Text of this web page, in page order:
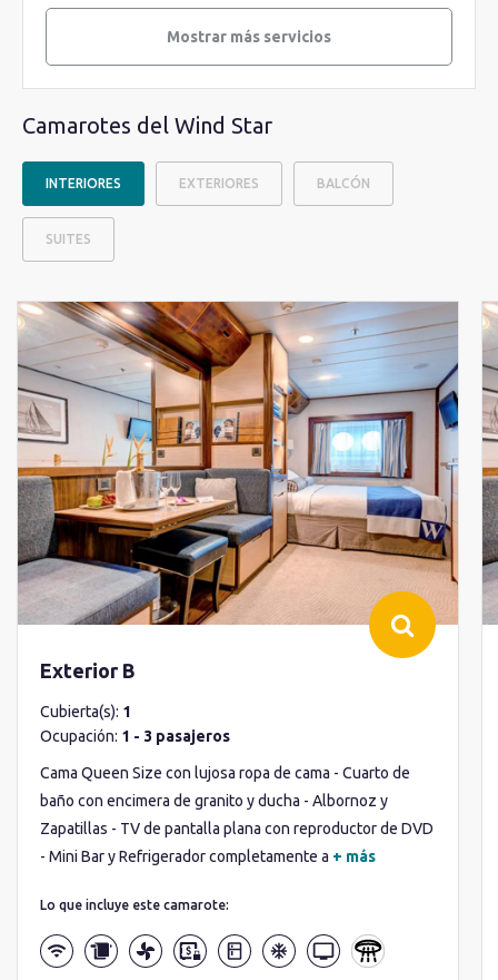
Mostrar más servicios
Camarotes del Wind Star
INTERIORES EXTERIORES BALCÓN
SUITES
Exterior B
Cubierta(s): 1
Ocupación: 1 - 3 pasajeros
Cama Queen Size con lujosa ropa de cama - Cuarto de
baño con encimera de granito y ducha - Albornoz y
Zapatillas - TV de pantalla plana con reproductor de DVD
- Mini Bar y Refrigerador completamente a + más
Lo que incluye este camarote: